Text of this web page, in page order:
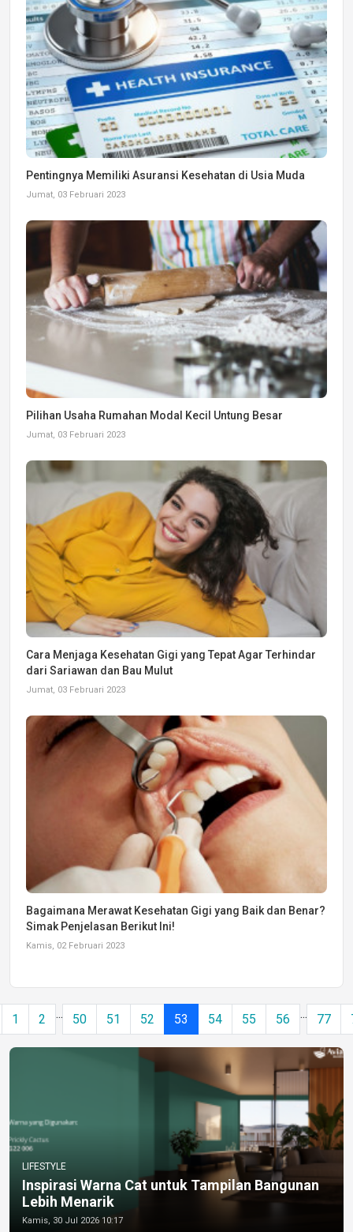
Pentingnya Memiliki Asuransi Kesehatan di Usia Muda
Jumat, 03 Februari 2023
Pilihan Usaha Rumahan Modal Kecil Untung Besar
Jumat, 03 Februari 2023
Cara Menjaga Kesehatan Gigi yang Tepat Agar Terhindar
dari Sariawan dan Bau Mulut
Jumat, 03 Februari 2023
Bagaimana Merawat Kesehatan Gigi yang Baik dan Benar?
Simak Penjelasan Berikut Ini!
Kamis, 02 Februari 2023
1 2 ... 50 51 52 53 54 55 56 ... 77
LIFESTYLE
Inspirasi Warna Cat untuk Tampilan Bangunan
Lebih Menarik
Kamis, 30 Jul 2026 10:17